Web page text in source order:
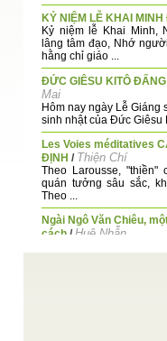
KỶ NIỆM LỄ KHAI
Kỷ niệm lễ Khai Minh,
lâng tâm đạo, Nhớ
hằng chỉ giáo ...
ĐỨC GIÊSU KITÔ
Mai
Hôm nay ngày Lễ
sinh nhật của Đức Giêsu
Les Voies méditatives
ĐỊNH / Thiện Chí
Theo Larousse,
quán tưởng sâu sắc,
Theo ...
Ngài Ngô Văn Chiêu,
cách / Huệ Nhẫn